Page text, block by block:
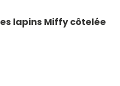
lapins Miffy côtelée